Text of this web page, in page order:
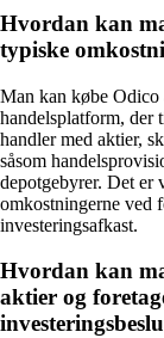
Hvordan kan
typiske
Man kan købe Odico
handelsplatform, der
handler med aktier,
såsom
depotgebyrer. Det er
omkostningerne ved
investeringsafkast.
Hvordan kan
aktier og